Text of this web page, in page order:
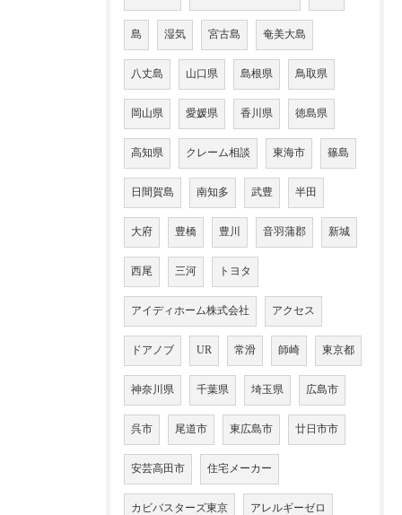
島 湿気 宮古島 奄美大島
八丈島 山口県 島根県 鳥取県
岡山県 愛媛県 香川県 徳島県
高知県 クレーム相談 東海市 篠島
日間賀島 南知多 武豊 半田
大府 豊橋 豊川 音羽蒲郡 新城
西尾 三河 トヨタ
アイディホーム株式会社 アクセス
ドアノブ UR 常滑 師崎 東京都
神奈川県 千葉県 埼玉県 広島市
呉市 尾道市 東広島市 廿日市市
安芸高田市 住宅メーカー
カビバスターズ東京 アレルギーゼロ